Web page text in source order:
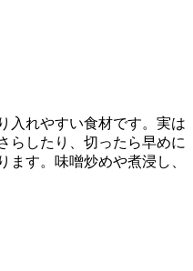
入れやすい食材です。実は
らしたり、切ったら早めに
す。味噌炒めや煮浸し、